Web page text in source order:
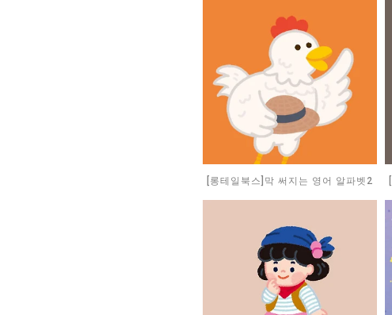
[롱테일북스]막 써지는 영어 알파벳2